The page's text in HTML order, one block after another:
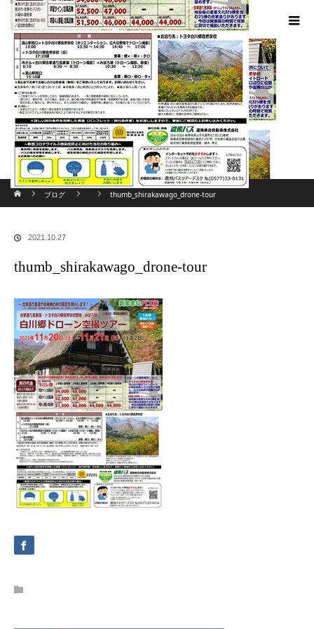
ホーム
ブログ
thumb_shirakawago_drone-tour
2021.10.27
thumb_shirakawago_drone-tour